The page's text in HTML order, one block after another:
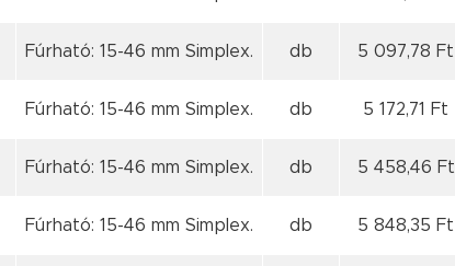
Fúrható: 15-46 mm Simplex. db 5 097,78 Ft
Fúrható: 15-46 mm Simplex. db 5 172,71 Ft
Fúrható: 15-46 mm Simplex. db 5 458,46 Ft
Fúrható: 15-46 mm Simplex. db 5 848,35 Ft